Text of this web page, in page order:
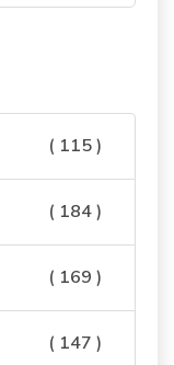
( 115 )
( 184 )
( 169 )
( 147 )